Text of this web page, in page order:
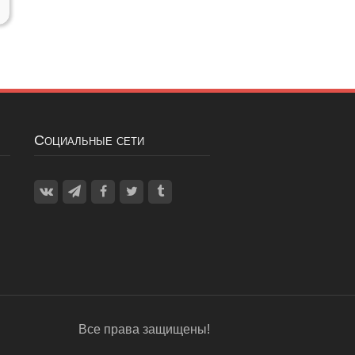
Социальные сети
Все права защищены!